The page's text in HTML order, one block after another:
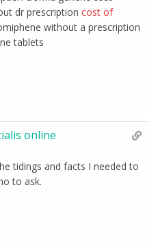
dr prescriptioncost of
without a prescription
tablets
online
tidings and facts I needed to
to ask.